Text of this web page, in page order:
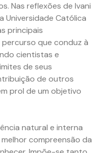
Nas reflexões de Ivani
Universidade Católica
principais
que conduz à
cientistas e
de seus
de outros
prol de um objetivo
natural e interna
compreensão da